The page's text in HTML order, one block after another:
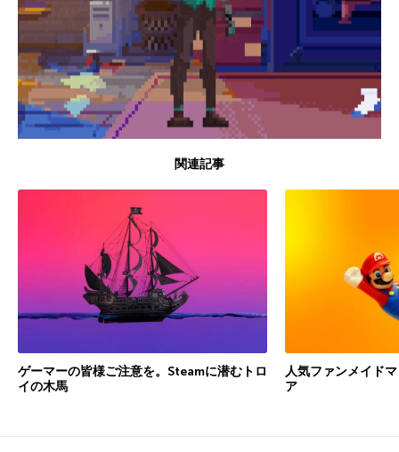
関連記事
ゲーマーの皆様ご注意を。Steamに潜むトロ
イの木馬
人気ファンメイド
ア